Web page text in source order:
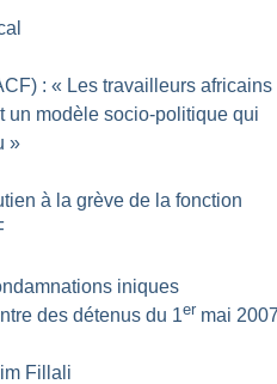
: « Les travailleurs africains
un modèle socio-politique qui
»
à la grève de la fonction
iniques
des détenus du 1er mai
Fillali